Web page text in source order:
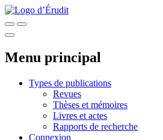
Menu principal
Types de publications
Revues
Thèses et mémoires
Livres et actes
Rapports de recherche
Connexion